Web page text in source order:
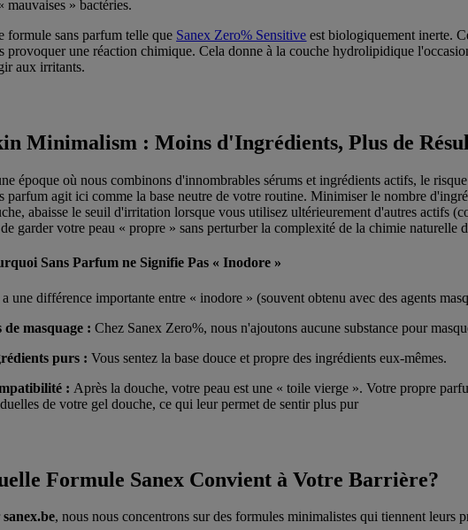
mauvaises » bactéries.
formule sans parfum telle que Sanex Zero% Sensitive est biologiquement inerte.
provoquer une réaction chimique. Cela donne à la couche hydrolipidique
aux irritants.
Minimalism : Moins d'Ingrédients, Plus de
époque où nous combinons d'innombrables sérums et ingrédients actifs, le
parfum agit ici comme la base neutre de votre routine. Minimiser le nombre
abaisse le seuil d'irritation lorsque vous utilisez ultérieurement d'autres actifs
garder votre peau « propre » sans perturber la complexité de la chimie naturelle
Sans Parfum ne Signifie Pas « Inodore »
une différence importante entre « inodore » (souvent obtenu avec des agents
de masquage :Chez Sanex Zero%, nous n'ajoutons aucune substance pour
purs :Vous sentez la base douce et propre des ingrédients eux-mêmes.
: Après la douche, votre peau est une « toile vierge ». Votre propre
de votre gel douche, ce qui leur permet de sentir plus pur
Formule Sanex Convient à Votre Barrière?
sanex.be, nous nous concentrons sur des formules minimalistes qui tiennent leurs